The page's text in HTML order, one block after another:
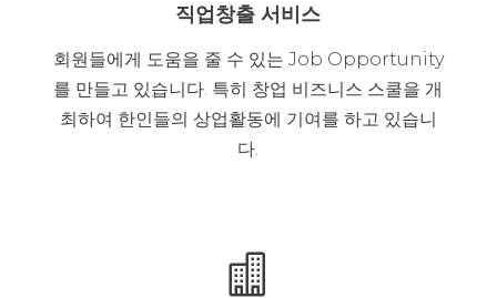
직업창출 서비스
회원들에게 도움을 줄 수 있는 Job Opportunity
를 만들고 있습니다. 특히 창업 비즈니스 스쿨을 개
최하여 한인들의 상업활동에 기여를 하고 있습니
다.
